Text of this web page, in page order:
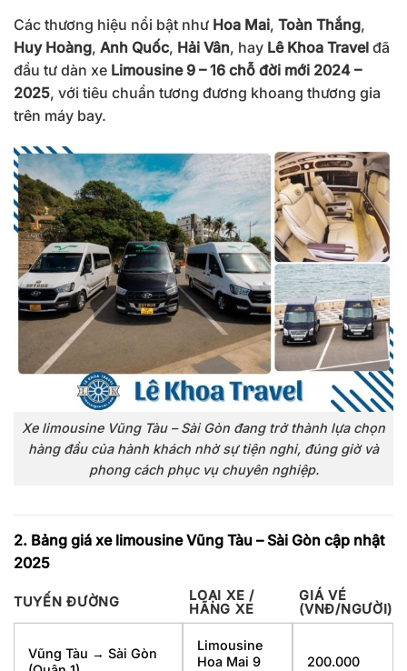
Các thương hiệu nổi bật như Hoa Mai, Toàn Thắng,
Huy Hoàng, Anh Quốc, Hải Vân, hay Lê Khoa Travel đã
đầu tư dàn xe Limousine 9 – 16 chỗ đời mới 2024 –
2025, với tiêu chuẩn tương đương khoang thương gia
trên máy bay.
Xe limousine Vũng Tàu – Sài Gòn đang trở thành lựa chọn
hàng đầu của hành khách nhờ sự tiện nghi, đúng giờ và
phong cách phục vụ chuyên nghiệp.
2. Bảng giá xe limousine Vũng Tàu – Sài Gòn cập nhật
2025
TUYẾN ĐƯỜNG
LOẠI XE /
HÃNG XE
GIÁ VÉ
(VNĐ/NGƯỜI)
Vũng Tàu → Sài Gòn
Limousine
Hoa Mai 9
200.000